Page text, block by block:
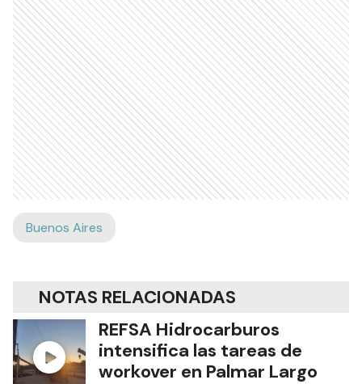
Buenos Aires
NOTAS RELACIONADAS
REFSA Hidrocarburos
intensifica las tareas de
workover en Palmar Largo